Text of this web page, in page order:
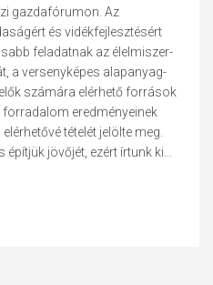
gazdafórumon. Az
és vidékfejlesztésért
feladatnak az élelmiszer-
a versenyképes alapanyag-
számára elérhető források
eredményeinek
tételét jelölte meg.
jövőjét, ezért írtunk ki...